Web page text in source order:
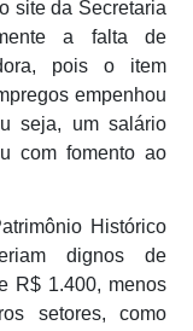
site da Secretaria
a falta de
pois o item
empenhou
seja, um salário
com fomento ao
Histórico
dignos de
R$ 1.400, menos
setores, como